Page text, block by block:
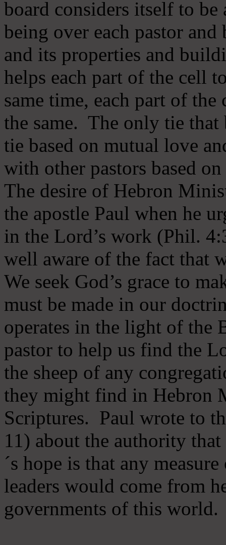
board considers itself to be
being over each pastor
and its properties and
helps each part of the cell
same time, each part of
the same. The only tie that
tie based on mutual love
with other pastors based
The desire of Hebron
the apostle Paul when he
in the Lord’s work (Phil.
well aware of the fact that
We seek God’s grace to
must be made in our
operates in the light of the
pastor to help us find the
the sheep of any
they might find in Hebron
Scriptures. Paul wrote to
11) about the authority
´s hope is that any
leaders would come from
governments of this world.